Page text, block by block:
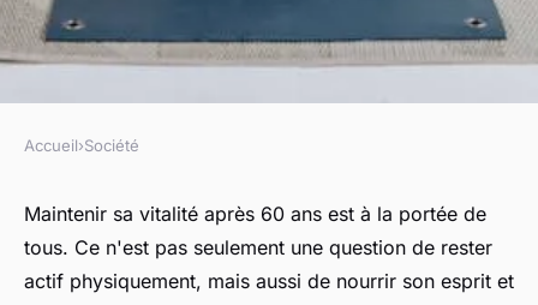
Garder la forme après 60 ans :
7 habitudes à adopter
Accueil›Société
Maintenir sa vitalité après 60 ans est à la portée de
tous. Ce n'est pas seulement une question de rester
actif physiquement, mais aussi de nourrir son esprit et